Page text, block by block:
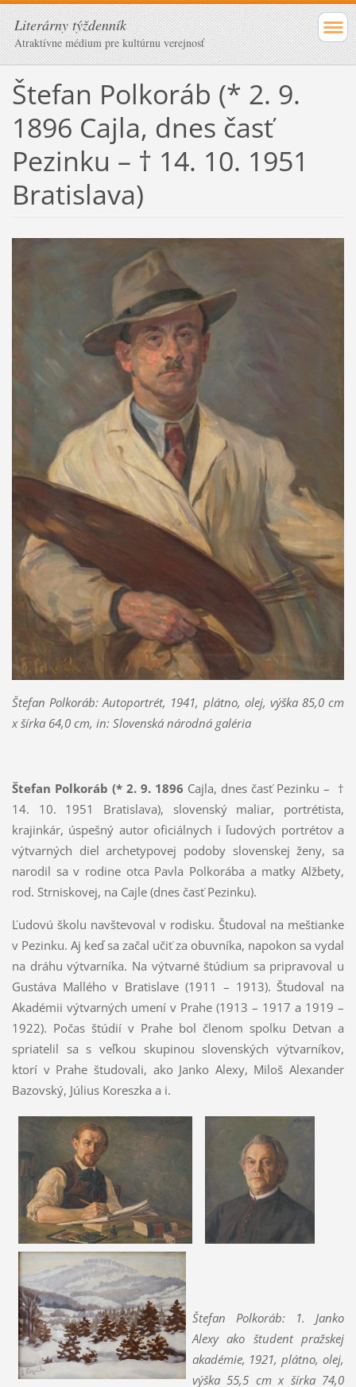
Literárny týždenník
Atraktívne médium pre kultúrnu verejnosť
Štefan Polkoráb (* 2. 9.
1896 Cajla, dnes časť
Pezinku – † 14. 10. 1951
Bratislava)
Štefan Polkoráb: Autoportrét, 1941, plátno, olej, výška 85,0 cm
x šírka 64,0 cm, in: Slovenská národná galéria
Štefan Polkoráb (* 2. 9. 1896 Cajla, dnes časť Pezinku – †
14. 10. 1951 Bratislava), slovenský maliar, portrétista,
krajinkár, úspešný autor oficiálnych i ľudových portrétov a
výtvarných diel archetypovej podoby slovenskej ženy, sa
narodil sa v rodine otca Pavla Polkorába a matky Alžbety,
rod. Strniskovej, na Cajle (dnes časť Pezinku).
Ľudovú školu navštevoval v rodisku. Študoval na meštianke
v Pezinku. Aj keď sa začal učiť za obuvníka, napokon sa vydal
na dráhu výtvarníka. Na výtvarné štúdium sa pripravoval u
Gustáva Mallého v Bratislave (1911 – 1913). Študoval na
Akadémii výtvarných umení v Prahe (1913 – 1917 a 1919 –
1922). Počas štúdií v Prahe bol členom spolku Detvan a
spriatelil sa s veľkou skupinou slovenských výtvarníkov,
ktorí v Prahe študovali, ako Janko Alexy, Miloš Alexander
Bazovský, JúliusKoreszka a i.
Štefan Polkoráb: 1. Janko
Alexy ako študent pražskej
akadémie, 1921, plátno, olej,
výška 55,5 cm x šírka 74,0